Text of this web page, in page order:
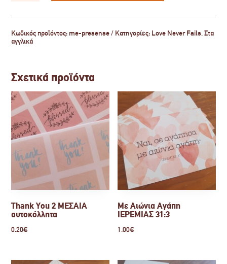
With
EXODUS
33:14
Κωδικός προϊόντος: me-presense Κατηγορίες: Love Never Fails,Στα
αγγλικά
Σχετικά προϊόντα
Thank You 2 ΜΕΣΑΙΑ
αυτοκόλλητα
0.20€
Με Αιώνια Αγάπη
ΙΕΡΕΜΙΑΣ 31:3
1.00€